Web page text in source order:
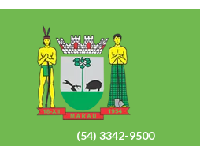
(54) 3342-9500